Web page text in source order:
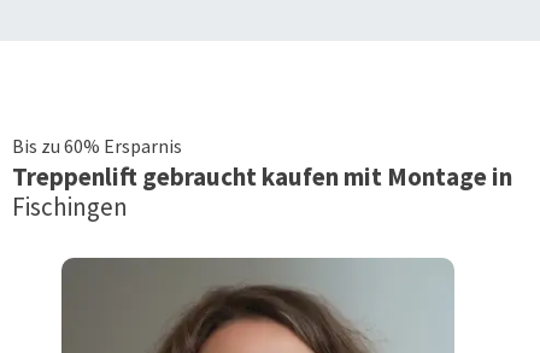
Bis zu 60% Ersparnis
Treppenliftgebraucht kaufen mit Montage in
Fischingen